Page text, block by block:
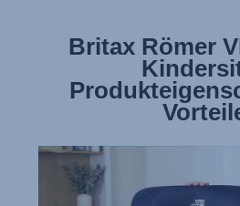
Britax Römer
Britax Römer
Kindersitz |